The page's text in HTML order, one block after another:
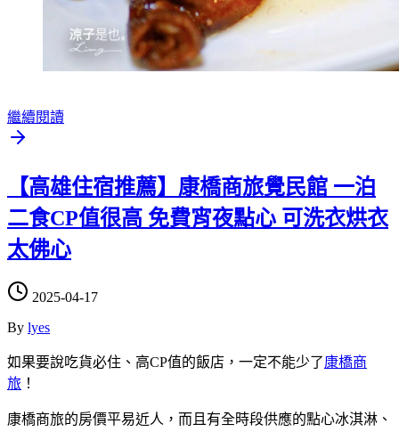
繼續閱讀
【高雄住宿推薦】康橋商旅覺民館 一泊
二食CP值很高 免費宵夜點心 可洗衣烘衣
太佛心
2025-04-17
By lyes
如果要說吃貨必住、高CP值的飯店，一定不能少了康橋商
旅 ！
康橋商旅的房價平易近人，而且有全時段供應的點心冰淇淋、